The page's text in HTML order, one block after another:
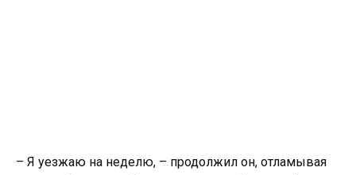
– Я уезжаю на неделю, – продолжил он, отламывая